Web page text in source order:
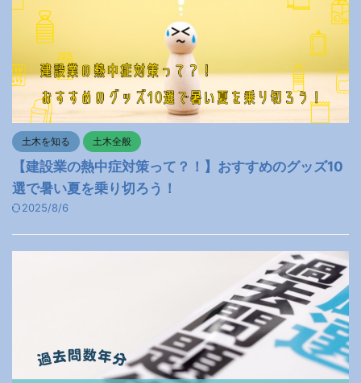
土木を知る 土木全般
【建設業の熱中症対策って？！】おすすめのグッズ10
選で暑い夏を乗り切ろう！
2025/8/6